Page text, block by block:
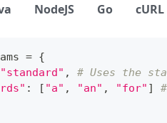
NodeJS Go cURL
= {
"standard" ,
# Uses the
: [ "a" , "an" , "for" ]